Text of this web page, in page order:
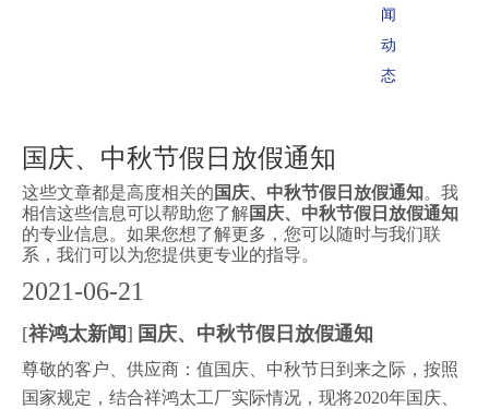
闻
动
态
国庆、中秋节假日放假通知
这些文章都是高度相关的 国庆、中秋节假日放假通知。我
相信这些信息可以帮助您了解国庆、中秋节假日放假通知
的专业信息。如果您想了解更多，您可以随时与我们联
系，我们可以为您提供更专业的指导。
2021-06-21
[祥鸿太新闻] 国庆、中秋节假日放假通知
尊敬的客户、供应商：值国庆、中秋节日到来之际，按照
国家规定，结合祥鸿太工厂实际情况，现将2020年国庆、